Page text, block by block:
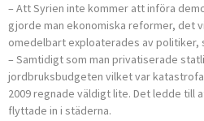
– Att Syrien inte kommer att införa
gjorde man ekonomiska reformer, det
omedelbart exploaterades av politiker,
– Samtidigt som man privatiserade
jordbruksbudgeten vilket var
2009 regnade väldigt lite. Det ledde till
flyttade in i städerna.